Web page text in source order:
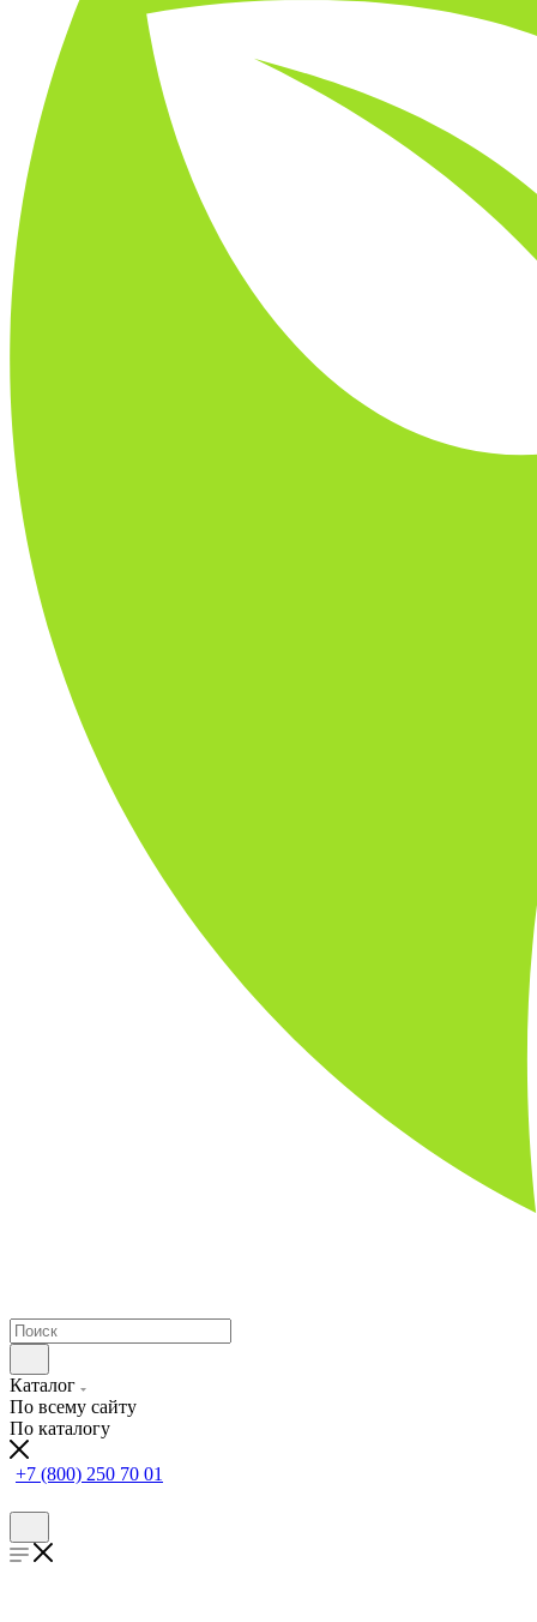
Каталог
По всему сайту
По каталогу
+7 (800) 250 70 01